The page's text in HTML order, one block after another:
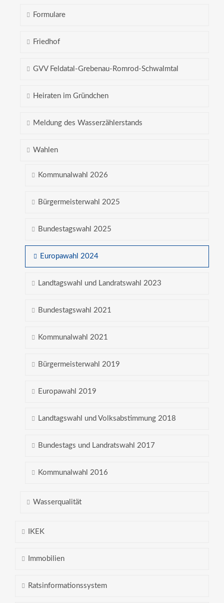
Formulare
Friedhof
GVV Feldatal-Grebenau-Romrod-Schwalmtal
Heiraten im Gründchen
Meldung des Wasserzählerstands
Wahlen
Kommunalwahl 2026
Bürgermeisterwahl 2025
Bundestagswahl 2025
Europawahl 2024
Landtagswahl und Landratswahl 2023
Bundestagswahl 2021
Kommunalwahl 2021
Bürgermeisterwahl 2019
Europawahl 2019
Landtagswahl und Volksabstimmung 2018
Bundestags und Landratswahl 2017
Kommunalwahl 2016
Wasserqualität
IKEK
Immobilien
Ratsinformationssystem